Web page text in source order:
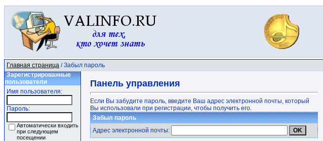
Главная страница / Забыл пароль
Зарегистрированные
пользователи
Имя пользователя:
Пароль:
Автоматически входить
при следующем
посещении
Панель управления
Если Вы забудите пароль, введите Ваш адрес электронной почты, который
Вы использовали при регистрации, чтобы получить его.
Забыл пароль
Адрес электронной почты: